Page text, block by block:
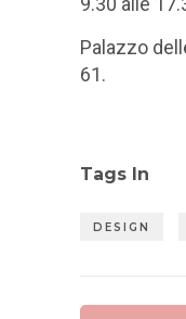
Palazzo
61.
Tags In
DESIGN